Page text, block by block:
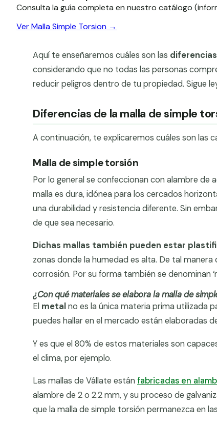
Consulta la guía completa en nuestro catálogo
Ver Malla Simple Torsion →
Aquí te enseñaremos cuáles son las
considerando que no todas las personas
reducir peligros dentro de tu propiedad. Sigue
Diferencias de la malla de simple
A continuación, te explicaremos cuáles son las
Malla de simple torsión
Por lo general se confeccionan con alambre de
malla es dura, idónea para los cercados
una durabilidad y resistencia diferente. Sin
de que sea necesario.
Dichas mallas también pueden estar
zonas donde la humedad es alta. De tal
corrosión. Por su forma también se denominan
¿Con qué materiales se elabora la malla de
El metalno es la única materia prima utilizada
puedes hallar en el mercado están elaboradas
Y es que el 80% de estos materiales son
el clima, por ejemplo.
Las mallas de Vállate están fabricadas en
alambre de 2 o 2.2 mm, y su proceso de
que la malla de simple torsión permanezca en